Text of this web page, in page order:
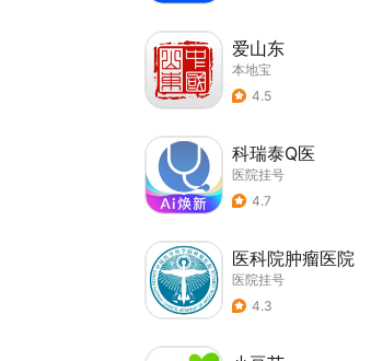
爱山东
本地宝
4.5
科瑞泰Q医
医院挂号
4.7
医科院肿瘤医院
医院挂号
4.3